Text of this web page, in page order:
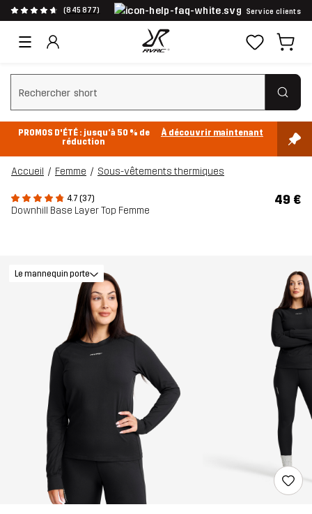
(845 877) Service clients
Effacer la recherche
PROMOS D'ÉTÉ : jusqu’à 50 % de
réduction
À découvrir maintenant
Accueil Femme Sous-vêtements thermiques
4.7 (37)
Downhill Base Layer Top Femme
49 €
Le mannequin porte